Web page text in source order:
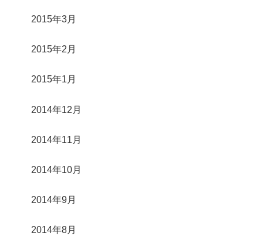
2015年3月
2015年2月
2015年1月
2014年12月
2014年11月
2014年10月
2014年9月
2014年8月